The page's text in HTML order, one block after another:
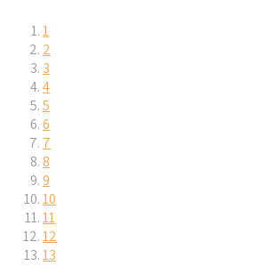
1
2
3
4
5
6
7
8
9
10
11
12
13